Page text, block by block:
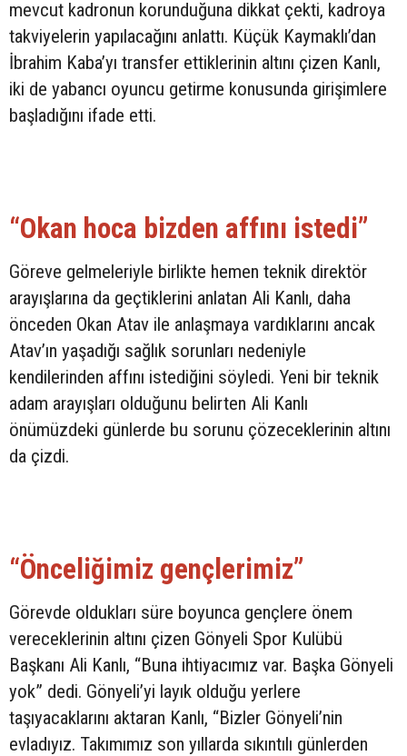
mevcut kadronun korunduğuna dikkat çekti, kadroya
takviyelerin yapılacağını anlattı. Küçük Kaymaklı’dan
İbrahim Kaba’yı transfer ettiklerinin altını çizen Kanlı,
iki de yabancı oyuncu getirme konusunda girişimlere
başladığını ifade etti.
“Okan hoca bizden affını istedi”
Göreve gelmeleriyle birlikte hemen teknik direktör
arayışlarına da geçtiklerini anlatan Ali Kanlı, daha
önceden Okan Atav ile anlaşmaya vardıklarını ancak
Atav’ın yaşadığı sağlık sorunları nedeniyle
kendilerinden affını istediğini söyledi. Yeni bir teknik
adam arayışları olduğunu belirten Ali Kanlı
önümüzdeki günlerde bu sorunu çözeceklerinin altını
da çizdi.
“Önceliğimiz gençlerimiz”
Görevde oldukları süre boyunca gençlere önem
vereceklerinin altını çizen Gönyeli Spor Kulübü
Başkanı Ali Kanlı, “Buna ihtiyacımız var. Başka Gönyeli
yok” dedi. Gönyeli’yi layık olduğu yerlere
taşıyacaklarını aktaran Kanlı, “Bizler Gönyeli’nin
evladıyız. Takımımız son yıllarda sıkıntılı günlerden